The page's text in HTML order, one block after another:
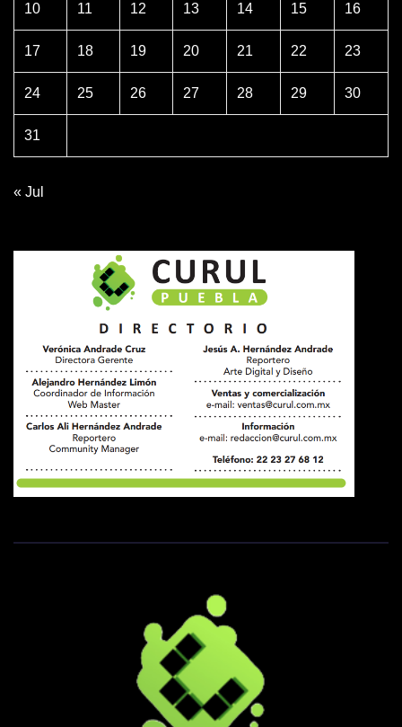
10 11 12 13 14 15 16
17 18 19 20 21 22 23
24 25 26 27 28 29 30
31
« Jul